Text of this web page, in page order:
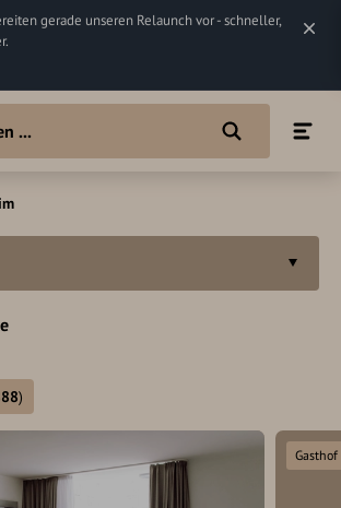
gerade unseren Relaunch vor - schneller,
)
Gasthof